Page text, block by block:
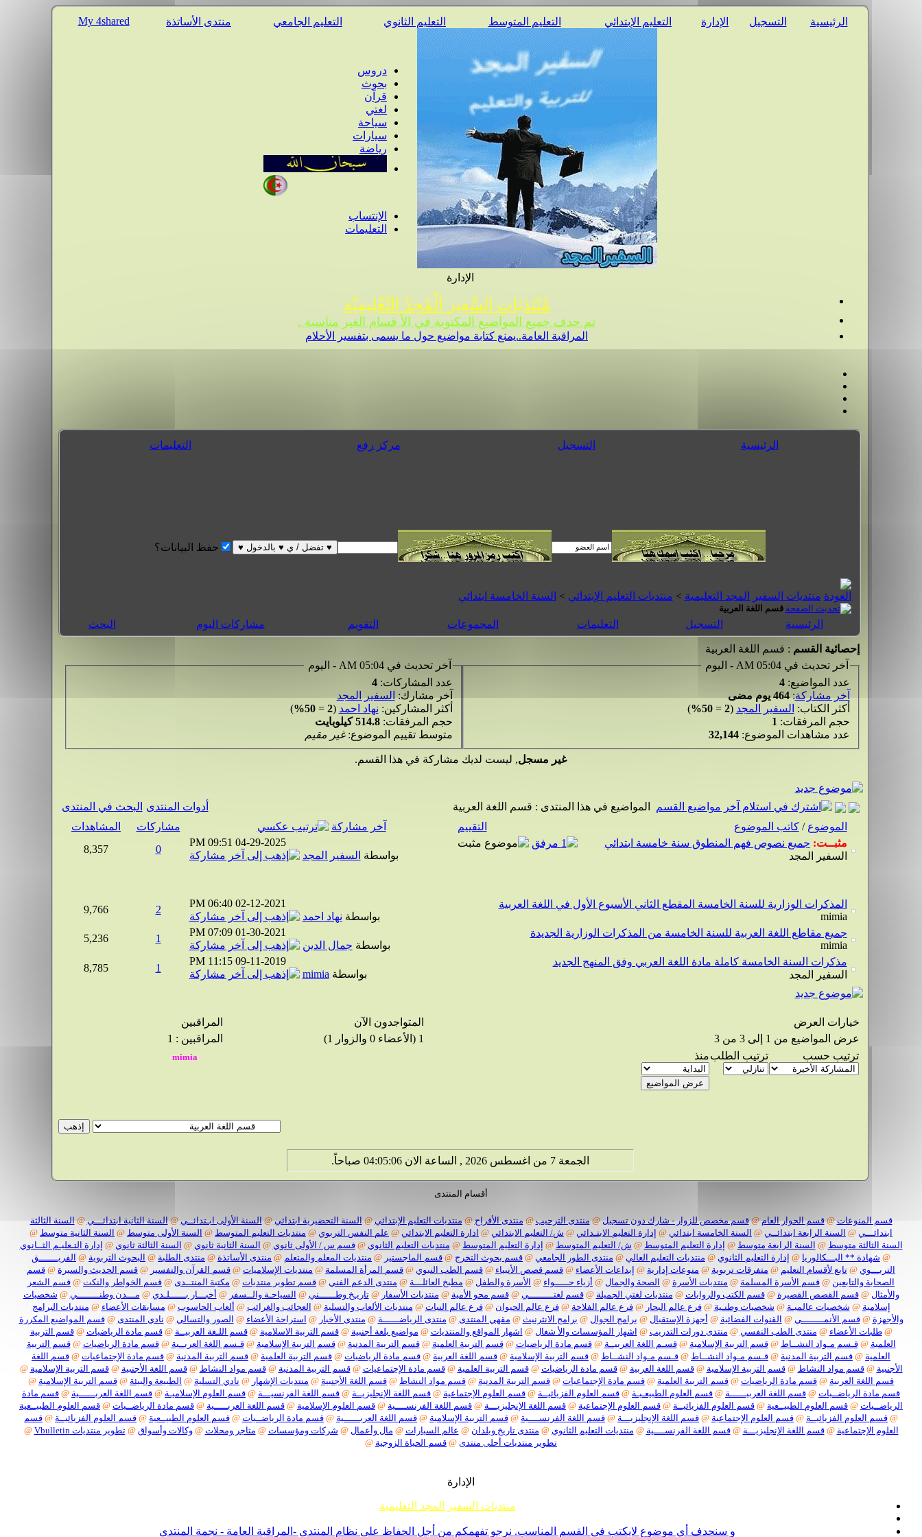
الرئيسية التسجيل الإدارة التعليم الإبتدائي التعليم المتوسط التعليم الثانوي التعليم الجامعي منتدى الأساتذة My 4shared
دروس
بحوث
قرآن
لغتي
سياحة
سيارات
رياضة
الإنتساب
التعليمات
الإدارة
مُنْتَدَيَات السَّفِير الْمُجِدّ التَّعْلِيمِيَّة
تم حدف جميع المواضيع المكتوبة في الأ قسام الغير مناسبة .
المراقبة العامة..يمنع كتابة مواضيع حول ما يسمى بتفسير الأحلام
الرئيسية التسجيل مركز رفع التعليمات
حفظ البيانات؟
منتديات السفير المجد التعليمية > منتديات التعليم الإبتدائي > السنة الخامسة ابتدائي
قسم اللغة العربية
الرئيسية التسجيل التعليمات المجموعات التقويم مشاركات اليوم البحث
إحصائية القسم : قسم اللغة العربية
آخر تحديث في 05:04 AM - اليوم
عدد المواضيع:4
آخر مشاركة:464 يوم مضى
أكثر الكتاب: السفير المجد (
2
=
50%
)
حجم المرفقات: 1
عدد مشاهدات الموضوع:32,144
آخر تحديث في 05:04 AM - اليوم
عدد المشاركات:4
آخر مشارك:السفير المجد
أكثر المشاركين: نهاد احمد (
2
=
50%
)
حجم المرفقات:514.8 كيلوبايت
متوسط تقييم الموضوع:غير مقيم
غير مسجل, ليست لديك مشاركة في هذا القسم.
المواضيع في هذا المنتدى : قسم اللغة العربية أدوات المنتدى
البحث في المنتدى
التقييم
الموضوع / كاتب الموضوع آخر مشاركة مشاركات
المشاهدات
مثبــت: جميع نصوص فهم المنطوق سنة خامسة ابتدائي
السفير المجد
04-29-2025
09:51 PM
بواسطة السفير المجد
0
8,357
المذكرات الوزارية للسنة الخامسة المقطع الثاني الأسبوع الأول في اللغة العربية
mimia
02-12-2021
06:40 PM
بواسطة نهاد احمد
2
9,766
جميع مقاطع اللغة العربية للسنة الخامسة من المذكرات الوزارية الجديدة
mimia
01-30-2021
07:09 PM
بواسطة جمال الدين
1
5,236
مذكرات السنة الخامسة كاملة مادة اللغة العربي وفق المنهج الجديد
السفير المجد
09-11-2019
11:15 PM
بواسطة mimia
1
8,785
خيارات العرض المتواجدون الآن
المراقبين
عرض المواضيع من 1 إلى 3 من 3
1 (الأعضاء 0 والزوار 1)
المراقبين : 1
ترتيب حسب
ترتيب الطلبمنذ
الجمعة 7 من اغسطس 2026 , الساعة الان 04:05:07 صباحاً.
أقسام المنتدى
قسم المنوعات @قسم الحوار العام @قسم مخصص للزوار - شارك دون تسجيل @منتدى الترحيب @ منتدى الأفراح @منتديات التعليم الإبتدائي @ السنة التحضيرية ابتدائي @السنة الأولى ابـتدائــي @السنة الثانية ابتدائـــي @السنة الثالثة
ابتدائـــي @ السنة الرابعة ابتدائــي @ السنة الخامسة ابتدائي @ إدارة التعليم الابتـدائي @ ش/ التعليم الابتدائي @ ادارة التعليم الابتدائي @ علم النفس التربوي @ منتديات التعليم المتوسط @ السنة الأولى متوسط @ السنة الثانية متوسط @
السنة الثالثة متوسط @ السنة الرابعة متوسط @ إدارة التعليم المتوسط @ ش/ التعليم المتوسط @ إدارة التعليم المتوسط @ منتديات التعليم الثانوي @قسم س / الأولى ثانوي @ السنة الثانية ثانوي @ السنة الثالثة ثانوي @ إدارة التـعليـم الثــانوي
@ شهادة ** البـــكالوريا @ إدارة التعليم الثانوي @ منتديات التعليم العالي @ منتدى الطور الجامعي @ قسم بحوث التخرج @ قسم الماجستير @ منتديات المعلم والمتعلم @ منتدى الأساتذة @ منتدى الطلبة @ البحوث التربوية @ الفريـــــــق
التربـــوي @ تابع لأقسام التعليم @ متفرقات تربوية @ منوعات إدارية @ إبداعات الأعضاء @ قسم قصص الأنبياء @ قسم الطب النبوي @ قسم المرأة المسلمة @ منتديات الإسلاميات @ قسم القرآن والتفسير @ قسم الحديث والسيرة @ قسم
الصحابة والتابعين @ قسم الأسرة المسلمة @ منتديات الأسرة @ الصحة والجمال @ أزياء حـــــواء @ الأسرة والطفل @ مطبخ العائلـــة @ منتدى الدعم الفني @ قسم تطوير منتديات @ مكتبة المنتــدى @ قسم الخواطر والنكت @ قسم الشعر
والأمثال @قسم القصص القصيرة @قسم الكتب والروايات @ منتديات لغتي الجميلة @قسم لغتـــــــــي @قسم محو الأمية @ منتديات الأسفار @تاريـخ وطــــــني @ السياحـة والــسفر @ أخبـــار بــــــلـدي @ مـــدن وطنــــــــي @ شخصيات
إسلامية @ شخصيات عالميـة @ شخصيات وطنـية @فرع عالم البحار @فرع عالم الفلاحة @فرع عالم الحيوان @فرع عالم النبات @ منتديات الألعاب والتسلية @ العجائب والغرائب @ ألعاب الحاسوب @ مسابقات الأعضاء @ منتديات البرامج
والأجهزة @قسم الأنمــــــــي @ القنوات الفضائية @ أجهزة الإستقبال @ برامج الجوال @ برامج الانثرنيث @ مقهي المنتدى @ منتدى الرياضــــــة @ منتدى الأخبار @ استراحة الأعضاء @ الصور والتسالي @ نادي المنتدى @قسم المواضيع المكررة
@طلبات الأعضاء @ منتدى الطب النفسي @ منتدى دورات التدريب @ اشهار المؤسسات والأ شغال @ اشهار المواقع والمنتديات @ مواضيع بلغة أجنبية @قسم التربية الاسلامية @قسم اللـغة العربيــة @قسم مادة الرياضيات @قسم التربية
العلمية @قـسم مـواد النشــاط @قسم التربية الإسلامية @قسـم اللغة العربيــة @قسم مادة الرياضيات @قسم التربية العلمية @قسم التربية المدنية @قسم التربية الإسلامية @قـسم اللغة العربــية @قسم مادة الرياضيات @قسم التربية
العلمية @ قسم التربية المدنية @ قـسم مـواد النشــاط @ قـسم مـواد النشــاط @ قسم التربية الإسلامية @ قسم اللغة العربية @ قسم مادة الرياضيات @ قسم التربية العلمية @ قسم التربية المدنية @ قسم مادة الإجتماعيات @ قسم اللغة
الأجنبية @قسم مواد النشاط @قسم التربية الإسلامية @قسم اللغة العربية @قسم مادة الرياضيات @قسم التربية العلمية @قسم مادة الإجتماعيات @قسم التربية المدنية @قسم مواد النشاط @قسم اللغة الأجنبية @قسم التربية الإسلامية @
قسم اللغة العربية @ قسم مادة الرياضيات @ قسم التربية العلمية @ قسم مادة الإجتماعيات @ قسم التربية المدنية @ قسم مواد النشاط @ قسم اللغة الأجنبية @ منتديات الإشهار @ نادي التسلية @ الطبيعة والبيئة @ قسم التربية الإسلامية @
قسم مادة الرياضــيات @ قسم اللغة العربيــــــة @ قسم العلوم الطبيعـيـة @ قسم العلوم الفزيائيــة @ قسم العلوم الإجتماعية @ قسم اللغة الإنجليزيــة @ قسم اللغة الفرنسيـــة @ قسم العلوم الإسلاميـة @ قسم اللغة العربــــــية @ قسم مادة
الرياضــيات @ قسم العلوم الطبيــعية @ قسم العلوم الفزيائيــة @ قسم العلوم الإجتماعية @ قسم اللغة الإنجليزيـــة @ قسم اللغة الفرنســــية @ قسم العلوم الإسلامية @ قسم اللغة العربـــــية @ قسم مادة الرياضــيات @ قسم العلوم الطبيــعية
@ قسم العلوم الفزيائيــة @ قسم العلوم الإجتماعية @ قسم اللغة الإنجليزيـــة @ قسم اللغة الفرنســــية @ قسم التربية الإسلامية @ قسم اللغة العربــــــية @ قسم مادة الرياضــيات @ قسم العلوم الطبيــعية @ قسم العلوم الفزيائيــة @ قسم
العلوم الإجتماعية @قسم اللغة الإنجليزيـــة @قسم اللغة الفرنســــية @ منتديات التعليم الثانوي @ منتدى تاريخ وبلدان @ عالم السيارات @ مال وأعمال @ شركات ومؤسسات @ متاجر ومحلات @وكالات وأسواق @تطوير منتديات Vbulletin
@
تطوير منتديات أحلى منتدى @ قسم الحياة الزوجية @
الإدارة
منتديات السفير المجد التعليمية
و سنحدف أي موضوع لايكتب في القسم المناسب. نرجو تفهمكم من أجل الحفاظ على نظام المنتدى -المراقبة العامة - نجمة المنتدى